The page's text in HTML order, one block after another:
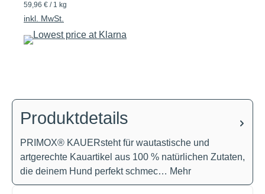
59,96 € / 1 kg
inkl. MwSt.
Produktdetails
PRIMOX® KAUERsteht für wautastische und
artgerechte Kauartikel aus 100 % natürlichen Zutaten,
die deinem Hund perfekt schmec… Mehr